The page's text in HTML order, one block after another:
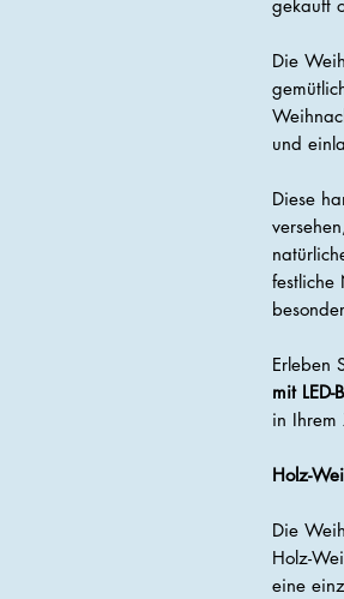
gekauft
Die
und
Diese
festliche
Erleben
mit LED-
in Ihrem
Holz-
Die
Holz-
eine